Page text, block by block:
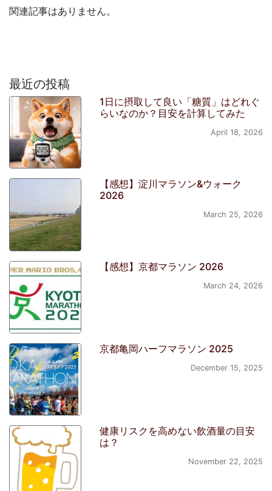
関連記事はありません。
最近の投稿
1日に摂取して良い「糖質」はどれぐ
らいなのか？目安を計算してみた
April 18, 2026
【感想】淀川マラソン&ウォーク
2026
March 25, 2026
【感想】京都マラソン 2026
March 24, 2026
京都亀岡ハーフマラソン 2025
December 15, 2025
健康リスクを高めない飲酒量の目安
は？
November 22, 2025